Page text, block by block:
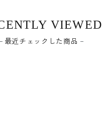
VIEWED
最近チェックした商品